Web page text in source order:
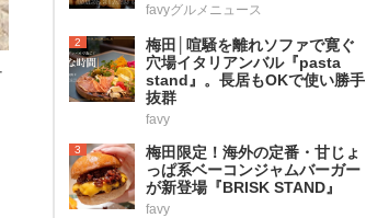
favyグルメニュース
2
梅田│喧騒を離れソファで寛ぐ
穴場イタリアンバル『pasta
stand』。長居もOKで使い勝手
抜群
favy
3
梅田限定！海外の定番・甘じょ
っぱ系ベーコンジャムバーガー
が新登場『BRISK STAND』
favy